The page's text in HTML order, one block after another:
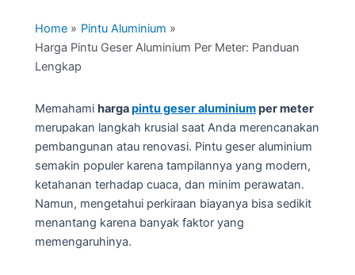
Home
Pintu Aluminium
Harga Pintu Geser Aluminium Per Meter: Panduan
Lengkap
Memahami hargapintu geser aluminiumper meter
merupakan langkah krusial saat Anda merencanakan
pembangunan atau renovasi. Pintu geser aluminium
semakin populer karena tampilannya yang modern,
ketahanan terhadap cuaca, dan minim perawatan.
Namun, mengetahui perkiraan biayanya bisa sedikit
menantang karena banyak faktor yang
memengaruhinya.